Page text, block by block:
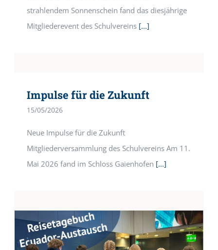
strahlendem Sonnenschein fand das diesjährige
Mitgliederevent des Schulvereins[...]
Impulse für die Zukunft
15/05/2026
Neue Impulse für die Zukunft
Mitgliederversammlung des Schulvereins Am 11.
Mai 2026 fand im Schloss Gaienhofen [...]